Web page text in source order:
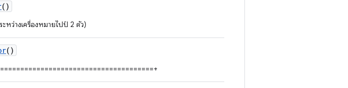
()
หว่างเครื่องหมายไปป์ 2 ตัว)
()